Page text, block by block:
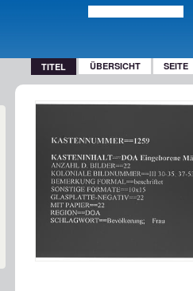
TITEL ÜBERSICHT SEITE